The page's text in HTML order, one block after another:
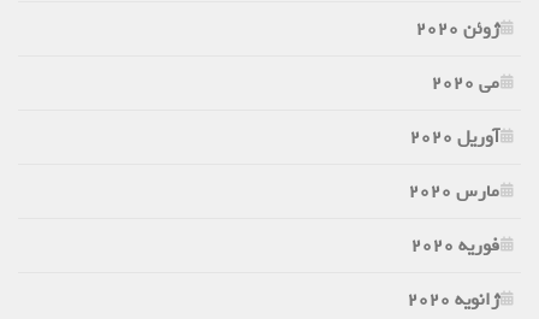
ژوئن 2020
می 2020
آوریل 2020
مارس 2020
فوریه 2020
ژانویه 2020